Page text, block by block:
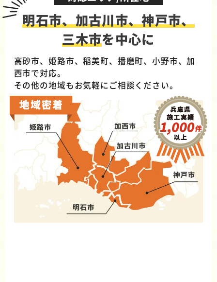
明石市、加古川市、神戸市、
三木市を中心に
高砂市、姫路市、稲美町、播磨町、小野市、加
西市で対応。
その他の地域もお気軽にご相談ください。